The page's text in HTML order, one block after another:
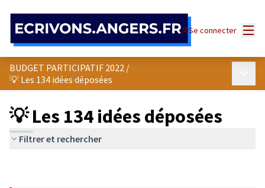
Se connecter
BUDGET PARTICIPATIF 2022 /
💡 Les 134 idées déposées
💡 Les 134 idées déposées
Filtrer et rechercher